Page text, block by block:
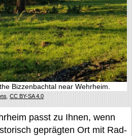
Bizzenbachtal near Wehrheim.
CC BY-SA 4.0
passt zu Ihnen, wenn
geprägten Ort mit Rad-